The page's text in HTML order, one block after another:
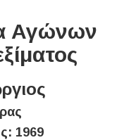
Αγώνων
1969